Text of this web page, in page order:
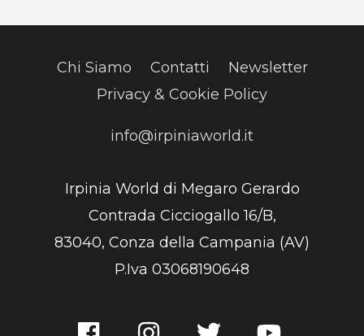
Chi Siamo Contatti
Newsletter
Privacy & Cookie Policy
info@irpiniaworld.it
Irpinia World di Megaro Gerardo
Contrada Cicciogallo 16/B,
83040, Conza della Campania (AV)
P.Iva 03068190648